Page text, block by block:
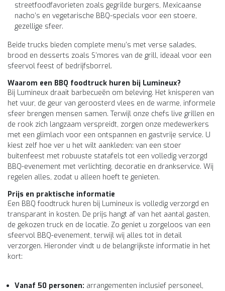
streetfoodfavorieten zoals gegrilde burgers, Mexicaanse
nacho’s en vegetarische BBQ-specials voor een stoere,
gezellige sfeer.
Beide trucks bieden complete menu’s met verse salades,
brood en desserts zoals S’mores van de grill, ideaal voor een
sfeervol feest of bedrijfsborrel.
Waarom een BBQ foodtruck huren bij Lumineux?
Bij Lumineux draait barbecueën om beleving. Het knisperen van
het vuur, de geur van geroosterd vlees en de warme, informele
sfeer brengen mensen samen. Terwijl onze chefs live grillen en
de rook zich langzaam verspreidt, zorgen onze medewerkers
met een glimlach voor een ontspannen en gastvrije service. U
kiest zelf hoe ver u het wilt aankleden: van een stoer
buitenfeest met robuuste statafels tot een volledig verzorgd
BBQ-evenement met verlichting, decoratie en drankservice. Wij
regelen alles, zodat u alleen hoeft te genieten.
Prijs en praktische informatie
Een BBQ foodtruck huren bij Lumineux is volledig verzorgd en
transparant in kosten. De prijs hangt af van het aantal gasten,
de gekozen truck en de locatie. Zo geniet u zorgeloos van een
sfeervol BBQ-evenement, terwijl wij alles tot in detail
verzorgen. Hieronder vindt u de belangrijkste informatie in het
kort:
Vanaf 50 personen: arrangementen inclusief personeel,